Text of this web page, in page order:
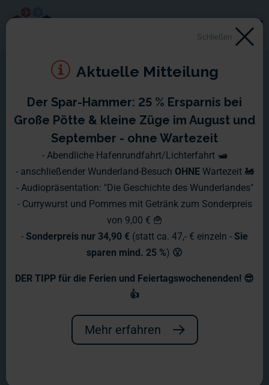
Montag, 26.12.2011 -
Sonntag, 01.01.2012
Zum Abschluss des letzten Jahres gibt es natürlich auch
wieder den obligatorischen Jahresrückblick
Schließen
Aktuelle Mitteilung
Der Spar-Hammer: 25 % Ersparnis bei
Große Pötte & kleine Züge im August und
September - ohne Wartezeit
- Abendliche Hafenrundfahrt/Lichterfahrt 🛥️
- anschließender Wunderland-Besuch OHNE Wartezeit 🚂
- Audiopräsentation: "Die Geschichte des Wunderlandes"
- Currywurst und Pommes mit Getränk zum Sonderpreis
von 9,00 € 🍟
- Sonderpreis nur 34,90 € (statt ca. 47,- € einzeln - Sie
sparen mind. 25 %) 😮
DER TIPP für die Ferien und Feiertagswochenenden! 😎
👍
Mehr erfahren